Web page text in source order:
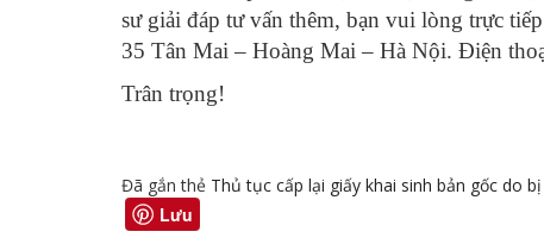
sư giải đáp tư vấn thêm, bạn vui lòng trực
35 Tân Mai – Hoàng Mai – Hà Nội. Điện
Trân trọng!
Đã gắn thẻ Thủ tục cấp lại giấy khai sinh bản gốc do
Lưu